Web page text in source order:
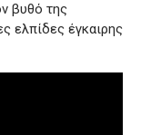
βυθό της
ελπίδες έγκαιρης